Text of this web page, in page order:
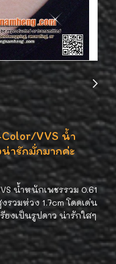
VVS น้ำ
ารักมั่กมากค่ะ
น้ำหนักเพชรรวม 0.61
รวมห่วง 1.7cm โดดเด่น
ยงเป็นรูปดาว น่ารักใสๆ